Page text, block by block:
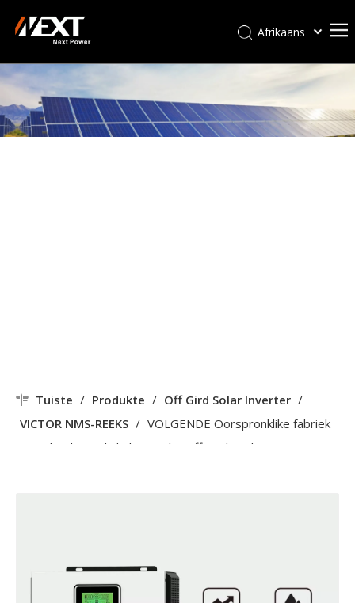
Afrikaans
Italiano
Deutsch
Tuiste / Produkte / Off Gird Solar Inverter /
VICTOR NMS-REEKS / VOLGENDE Oorspronklike fabriek
tuisgebruik-omskakelaar 1.5kw off-grid sonkrag-